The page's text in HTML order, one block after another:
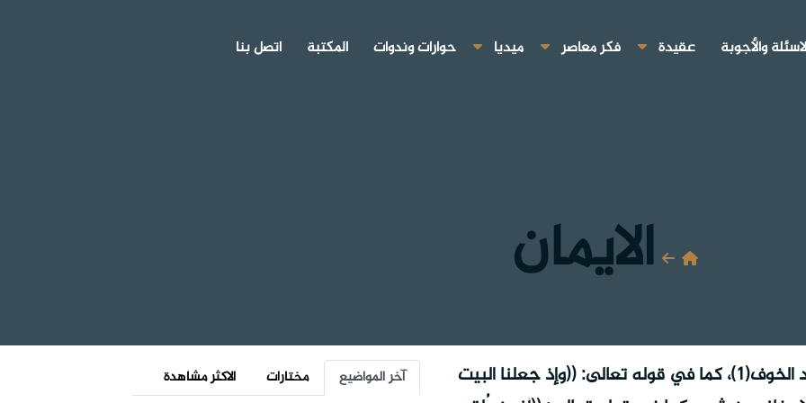
والأجوبة عقيدة فكر معاصر ميديا حوارات وندوات المكتبة اتصل بنا
الايمان
إيمان: إيمان لغةً: الإيمان: إفعال من الأمن ضد الخوف(1)، كما في قوله تعالى: ((وإذ جعلنا البيت
آخر المواضيع مختارات
الاكثر مشاهدة